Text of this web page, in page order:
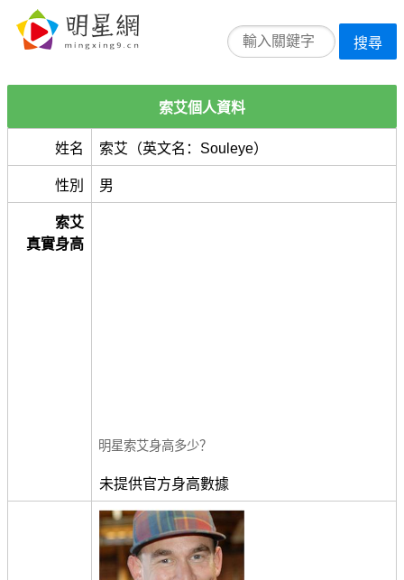
搜尋
索艾個人資料
姓名 索艾（英文名：Souleye）
性別 男
索艾
真實身高
明星索艾身高多少？
未提供官方身高數據